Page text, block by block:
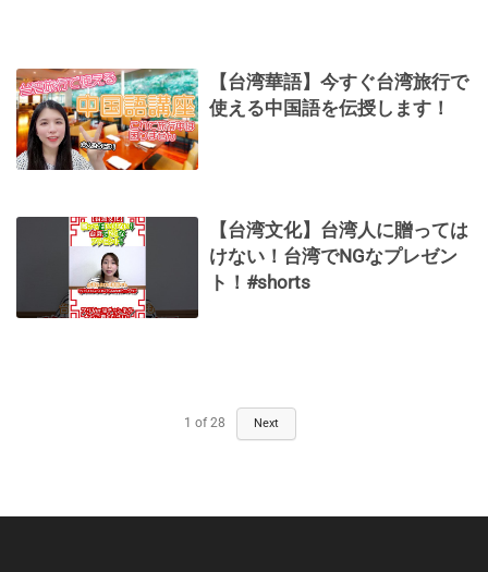
【台湾華語】今すぐ台湾旅行で
使える中国語を伝授します！
【台湾文化】台湾人に贈っては
けない！台湾でNGなプレゼン
ト！#shorts
1 of 28 Next